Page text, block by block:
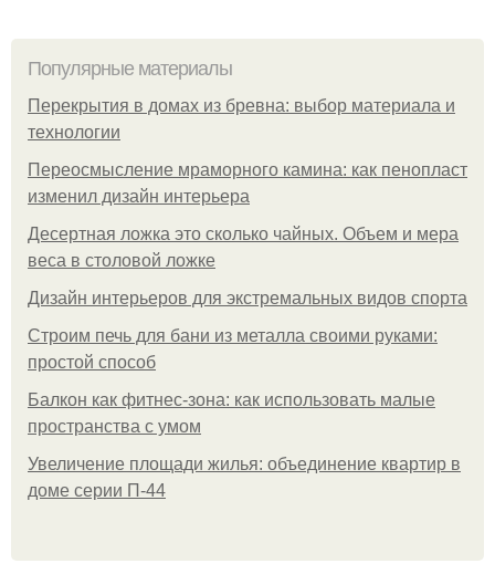
Популярные материалы
Перекрытия в домах из бревна: выбор материала и
технологии
Переосмысление мраморного камина: как пенопласт
изменил дизайн интерьера
Десертная ложка это сколько чайных. Объем и мера
веса в столовой ложке
Дизайн интерьеров для экстремальных видов спорта
Строим печь для бани из металла своими руками:
простой способ
Балкон как фитнес-зона: как использовать малые
пространства с умом
Увеличение площади жилья: объединение квартир в
доме серии П-44